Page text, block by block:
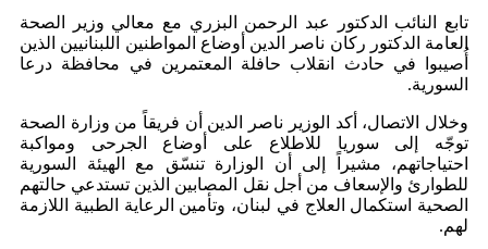
تابع النائب الدكتور عبد الرحمن البزري مع معالي وزير الصحة
العامة الدكتور ركان ناصر الدين أوضاع المواطنين اللبنانيين الذين
أُصيبوا في حادث انقلاب حافلة المعتمرين في محافظة درعا
السورية.
وخلال الاتصال، أكد الوزير ناصر الدين أن فريقاً من وزارة الصحة
توجّه إلى سوريا للاطلاع على أوضاع الجرحى ومواكبة
احتياجاتهم، مشيراً إلى أن الوزارة تنسّق مع الهيئة السورية
للطوارئ والإسعاف من أجل نقل المصابين الذين تستدعي حالتهم
الصحية استكمال العلاج في لبنان، وتأمين الرعاية الطبية اللازمة
لهم.